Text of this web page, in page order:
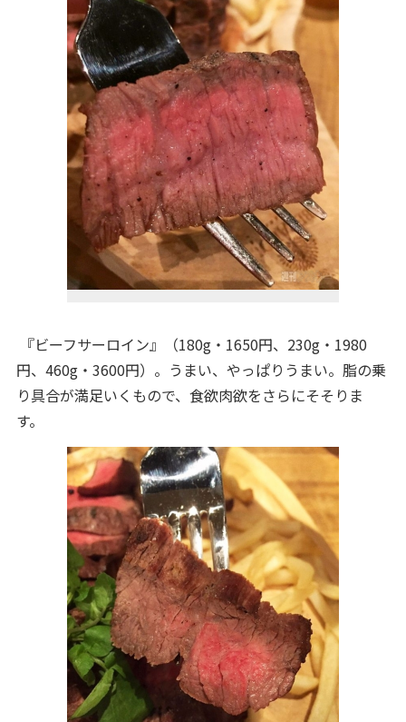
『ビーフサーロイン』（180g・1650円、230g・1980
円、460g・3600円）。うまい、やっぱりうまい。脂の乗
り具合が満足いくもので、食欲肉欲をさらにそそりま
す。